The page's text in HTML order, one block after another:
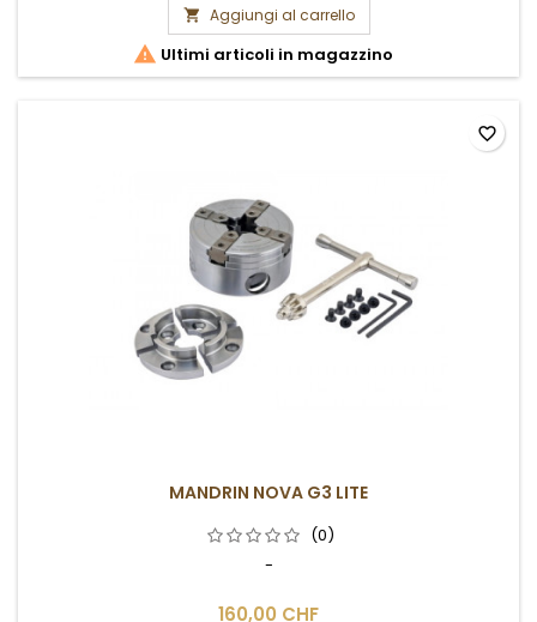
 Aggiungi al carrello
 Ultimi articoli in magazzino
MANDRIN NOVA G3 LITE
(0)
-
160,00 CHF
favorite_border